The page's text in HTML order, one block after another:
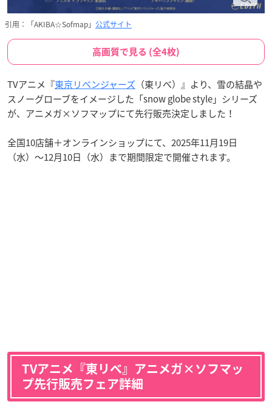
引用：「AKIBA☆Sofmap」 公式サイト
高画質で見る (全4枚)
TVアニメ『東京リベンジャーズ （東リべ）』より、雪の結晶や
スノーグローブをイメージした「snow globe style」シリーズ
が、アニメガ×ソフマップにて先行販売決定しました！
全国10店舗＋オンラインショップにて、2025年11月19日
（水）〜12月10日（水）まで期間限定で開催されます。
TVアニメ『東リベ』アニメガ×ソフマッ
プ先行販売フェア詳細